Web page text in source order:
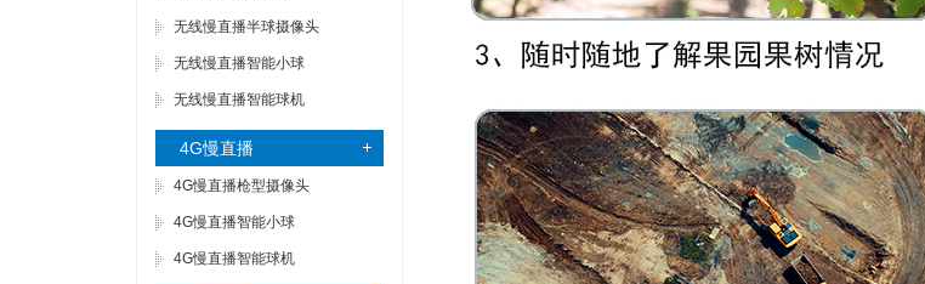
无线慢直播半球摄像头
无线慢直播智能小球
无线慢直播智能球机
4G慢直播
4G慢直播枪型摄像头
4G慢直播智能小球
4G慢直播智能球机